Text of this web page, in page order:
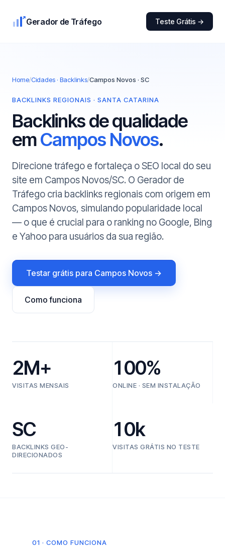
Gerador de Tráfego Teste Grátis →
Home/Cidades · Backlinks/Campos Novos · SC
BACKLINKS REGIONAIS · SANTA CATARINA
Backlinks de qualidade
emCampos Novos.
Direcione tráfego e fortaleça o SEO local do seu
site em Campos Novos/SC. O Gerador de
Tráfego cria backlinks regionais com origem em
Campos Novos, simulando popularidade local
— o que é crucial para o ranking no Google, Bing
e Yahoo para usuários da sua região.
Testar grátis para Campos Novos →
Como funciona
2M+
VISITAS MENSAIS
100%
ONLINE · SEM INSTALAÇÃO
SC
BACKLINKS GEO-
DIRECIONADOS
10k
VISITAS GRÁTIS NO TESTE
01 · COMO FUNCIONA